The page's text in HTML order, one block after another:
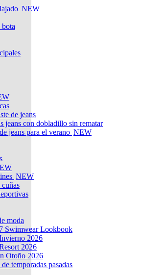
NEW
de jeans
jeans con dobladillo sin rematar
jeans para el verano NEW
NEW
cuñas
moda
Swimwear Lookbook
2026
2026
Otoño 2026
temporadas pasadas